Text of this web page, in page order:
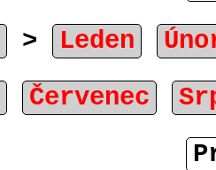
> Leden
Červenec